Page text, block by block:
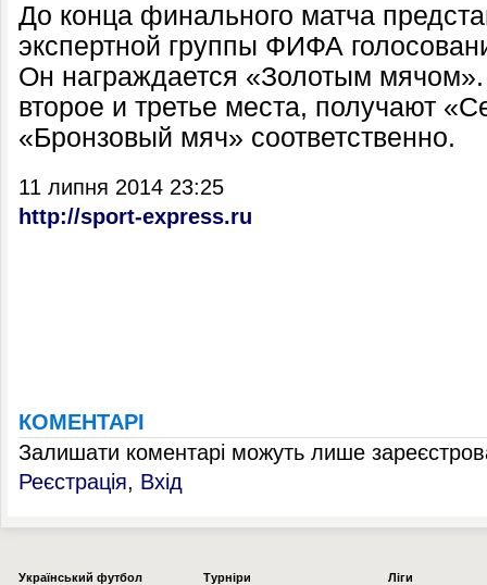
До конца финального матча
экспертной группы ФИФА
Он награждается «Золотым
второе и третье места, получают
«Бронзовый мяч» соответственно.
11 липня 2014 23:25
http://sport-express.ru
КОМЕНТАРІ
Залишати коментарі можуть лише
Реєстрація, Вхід
Українcький футбол
Турніри
Ліги